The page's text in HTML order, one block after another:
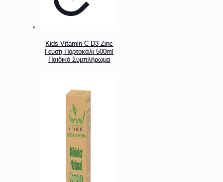
Kids Vitamin C D3 Zinc
Γεύση Πορτοκάλι 500ml
Παιδικό Συμπλήρωμα